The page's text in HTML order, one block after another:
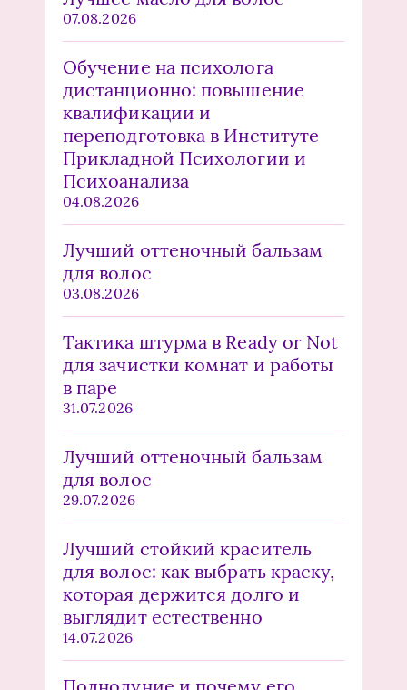
07.08.2026
Обучение на психолога
дистанционно: повышение
квалификации и
переподготовка в Институте
Прикладной Психологии и
Психоанализа
04.08.2026
Лучший оттеночный бальзам
для волос
03.08.2026
Тактика штурма в Ready or Not
для зачистки комнат и работы
в паре
31.07.2026
Лучший оттеночный бальзам
для волос
29.07.2026
Лучший стойкий краситель
для волос: как выбрать краску,
которая держится долго и
выглядит естественно
14.07.2026